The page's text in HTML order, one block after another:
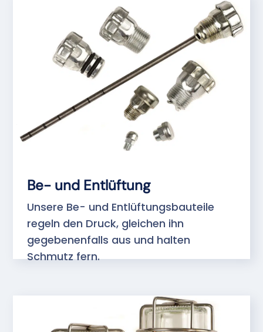
Be- und Entlüftung
Unsere Be- und Entlüftungsbauteile
regeln den Druck, gleichen ihn
gegebenenfalls aus und halten
Schmutz fern.